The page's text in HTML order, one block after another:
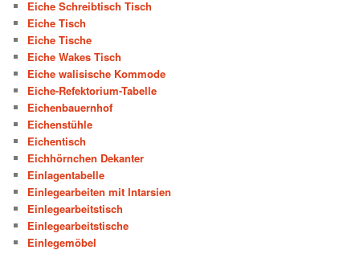
Eiche Schreibtisch Tisch
Eiche Tisch
Eiche Tische
Eiche Wakes Tisch
Eiche walisische Kommode
Eiche-Refektorium-Tabelle
Eichenbauernhof
Eichenstühle
Eichentisch
Eichhörnchen Dekanter
Einlagentabelle
Einlegearbeiten mit Intarsien
Einlegearbeitstisch
Einlegearbeitstische
Einlegemöbel